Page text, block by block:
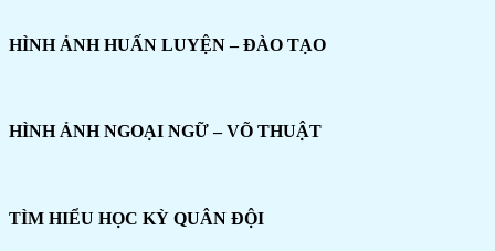
HÌNH ẢNH HUẤN LUYỆN – ĐÀO TẠO
HÌNH ẢNH NGOẠI NGỮ – VÕ THUẬT
TÌM HIỂU HỌC KỲ QUÂN ĐỘI